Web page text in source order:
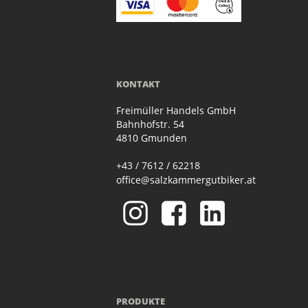
KONTAKT
Freimüller Handels GmbH
Bahnhofstr. 54
4810 Gmunden
+43 / 7612 / 62218
office@salzkammergutbiker.at
PRODUKTE